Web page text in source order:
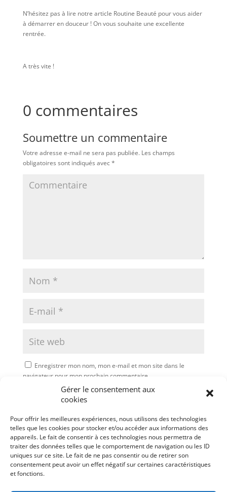
Gérer le consentement aux
cookies
Pour offrir les meilleures expériences, nous utilisons des technologies
telles que les cookies pour stocker et/ou accéder aux informations des
appareils. Le fait de consentir à ces technologies nous permettra de
traiter des données telles que le comportement de navigation ou les ID
uniques sur ce site. Le fait de ne pas consentir ou de retirer son
consentement peut avoir un effet négatif sur certaines caractéristiques
et fonctions.
N’hésitez pas à lire notre article Routine Beauté pour vous aider
à démarrer en douceur ! On vous souhaite une excellente
rentrée.
A très vite !
0 commentaires
Soumettre un commentaire
Votre adresse e-mail ne sera pas publiée.Les champs
obligatoires sont indiqués avec*
Enregistrer mon nom, mon e-mail et mon site dans le
navigateur pour mon prochain commentaire.
Soumettre le commentaire